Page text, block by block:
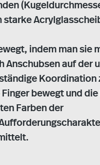
starke
indem man sie
Anschubsen auf der
Koordination
bewegt und
Farben der